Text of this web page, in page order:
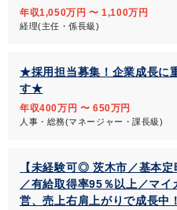
年収1,050万円 〜 1,100万円
経理(主任・係長級)
★採用担当募集！企業成長に
す★
年収400万円 〜 650万円
人事・総務(マネージャー・課長級)
【未経験可◎ 茨木市／基本
／有給取得率95％以上／マ
営、売上右肩上がりで成長中